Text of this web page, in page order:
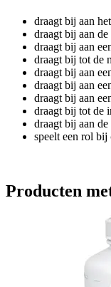
draagt bij aan
draagt bij aan
draagt bij aan
draagt bij tot de
draagt bij aan
draagt bij aan
draagt bij aan
draagt bij tot de
draagt bij aan
speelt een rol bij
Producten